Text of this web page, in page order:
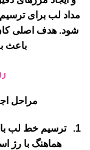
مداد لب برای
شود. هدف اصلی
باعث
مراحل
ترسیم خط لب
هماهنگ با رژ